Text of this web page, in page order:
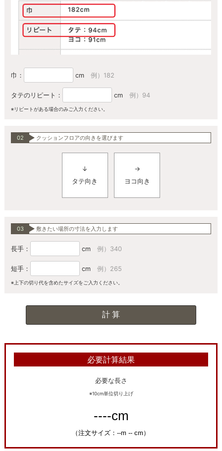
巾： cm 例）182
タテのリピート： cm 例）94
※リピートがある場合のみご入力ください。
02 クッションフロアの向きを選びます
↓
タテ向き
→
ヨコ向き
03 敷きたい場所の寸法を入力します
長手： cm 例）340
短手： cm 例）265
※上下の切り代を含めたサイズをご入力ください。
必要計算結果
必要な長さ
※10cm単位切り上げ